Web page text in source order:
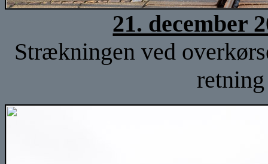
21. december
Strækningen ved